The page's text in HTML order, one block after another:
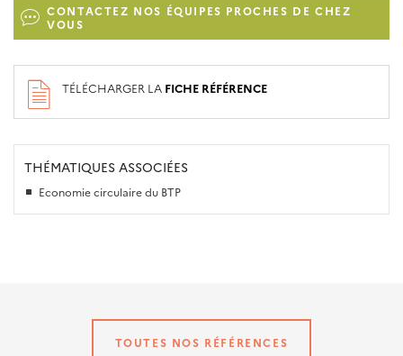
CONTACTEZ NOS ÉQUIPES PROCHES DE CHEZ
VOUS
TÉLÉCHARGER LA FICHE RÉFÉRENCE
THÉMATIQUES ASSOCIÉES
Economie circulaire du BTP
TOUTES NOS RÉFÉRENCES